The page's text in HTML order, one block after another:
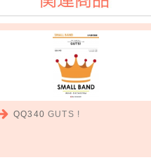
関連商品
QQ340GUTS !